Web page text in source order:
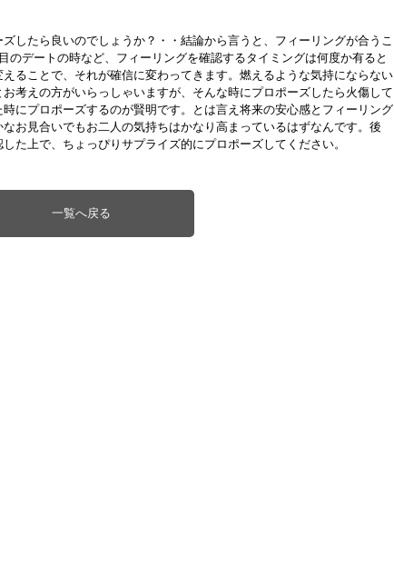
したら良いのでしょうか？・・結論から言うと、フィーリングが合うこ
デートの時など、フィーリングを確認するタイミングは何度か有ると
ることで、それが確信に変わってきます。燃えるような気持にならない
考えの方がいらっしゃいますが、そんな時にプロポーズしたら火傷して
にプロポーズするのが賢明です。とは言え将来の安心感とフィーリング
お見合いでもお二人の気持ちはかなり高まっているはずなんです。後
た上で、ちょっぴりサプライズ的にプロポーズしてください。
一覧へ戻る